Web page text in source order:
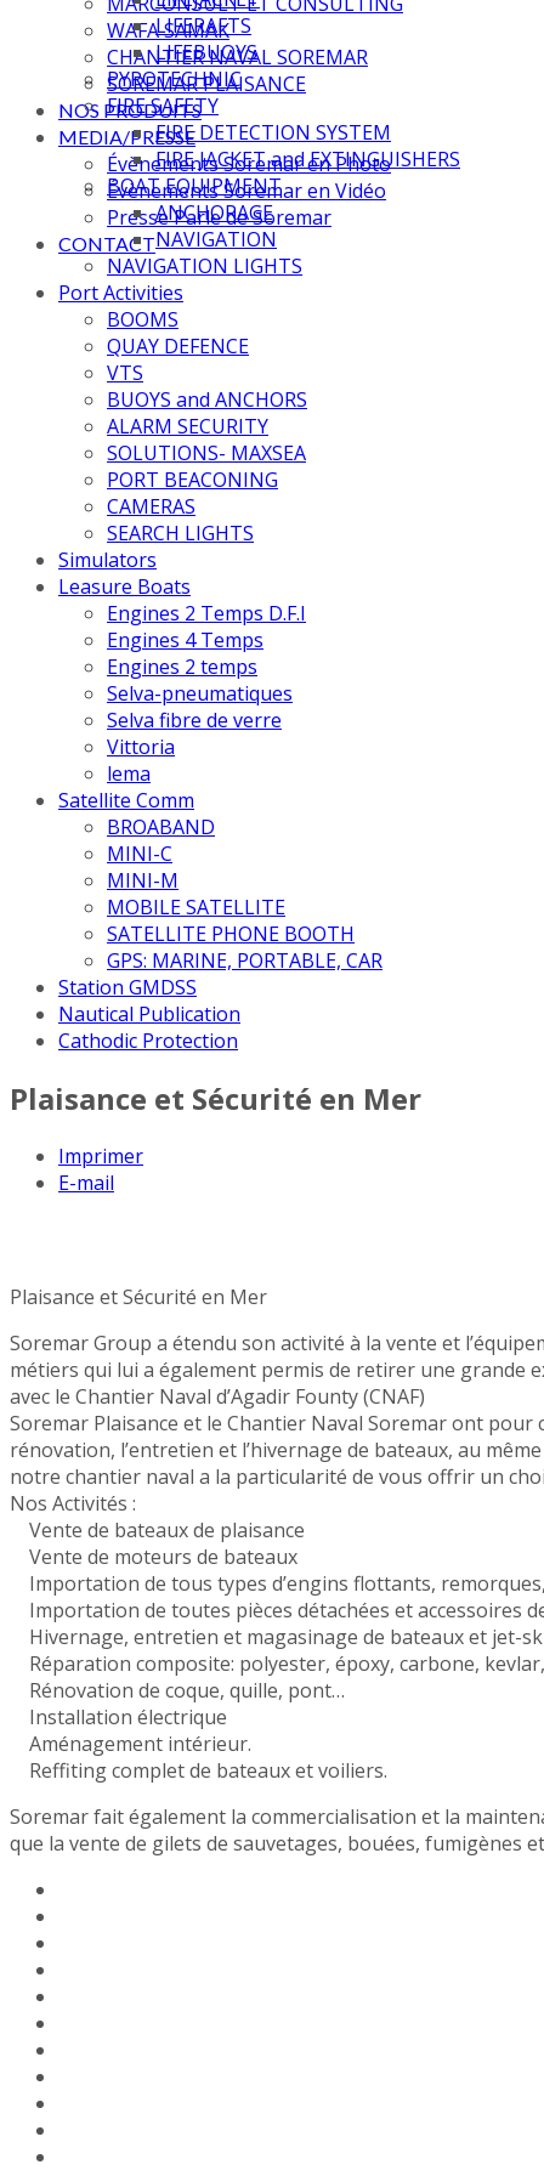
WAFA SAMAK
CHANTIER NAVAL SOREMAR
SOREMAR PLAISANCE
NOS PRODUITS
MEDIA/PRESSE
Évènements Soremar en Photo
Évènements Soremar en Vidéo
Presse Parle de Soremar
CONTACT
LIFERAFTS
LIFEBUOYS
PYROTECHNIC
FIRE SAFETY
FIRE DETECTION SYSTEM
FIRE JACKET and EXTINGUISHERS
BOAT EQUIPMENT
ANCHORAGE
NAVIGATION
NAVIGATION LIGHTS
Port Activities
BOOMS
QUAY DEFENCE
VTS
BUOYS and ANCHORS
ALARM SECURITY
SOLUTIONS- MAXSEA
PORT BEACONING
CAMERAS
SEARCH LIGHTS
Simulators
Leasure Boats
Engines 2 Temps D.F.I
Engines 4 Temps
Engines 2 temps
Selva-pneumatiques
Selva fibre de verre
Vittoria
lema
Satellite Comm
BROABAND
MINI-C
MINI-M
MOBILE SATELLITE
SATELLITE PHONE BOOTH
GPS: MARINE, PORTABLE, CAR
Station GMDSS
Nautical Publication
Cathodic Protection
Plaisance et Sécurité en Mer
Imprimer
E-mail
Plaisance et Sécurité en Mer
Soremar Group a étendu son activité à la vente et
métiers qui lui a également permis de retirer une grande
avec le Chantier Naval d’Agadir Founty (CNAF)
Soremar Plaisance et le Chantier Naval Soremar ont
rénovation, l’entretien et l’hivernage de bateaux, au
notre chantier naval a la particularité de vous offrir un
Nos Activités :
Vente de bateaux de plaisance
Vente de moteurs de bateaux
Importation de tous types d’engins flottants,
Importation de toutes pièces détachées et accessoires
Hivernage, entretien et magasinage de bateaux et jet-
Réparation composite: polyester, époxy, carbone,
Rénovation de coque, quille, pont…
Installation électrique
Aménagement intérieur.
Reffiting complet de bateaux et voiliers.
Soremar fait également la commercialisation et la
que la vente de gilets de sauvetages, bouées, fumigènes